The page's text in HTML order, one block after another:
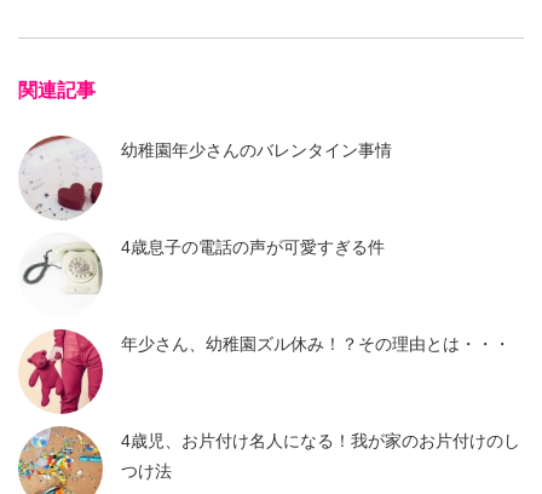
関連記事
幼稚園年少さんのバレンタイン事情
4歳息子の電話の声が可愛すぎる件
年少さん、幼稚園ズル休み！？その理由とは・・・
4歳児、お片付け名人になる！我が家のお片付けのし
つけ法